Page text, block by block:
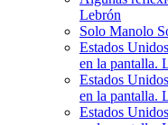
Lebrón
Solo Manolo
Estados
en la pantalla.
Estados
en la pantalla.
Estados